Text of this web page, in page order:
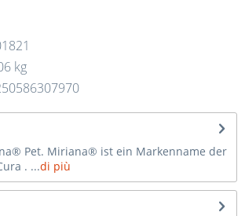
kg
Pet. Miriana® ist ein Markenname der
. ...di più